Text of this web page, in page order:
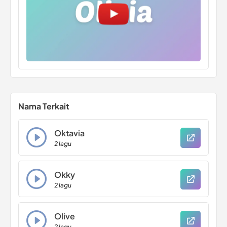
Nama Terkait
Oktavia
2 lagu
Okky
2 lagu
Olive